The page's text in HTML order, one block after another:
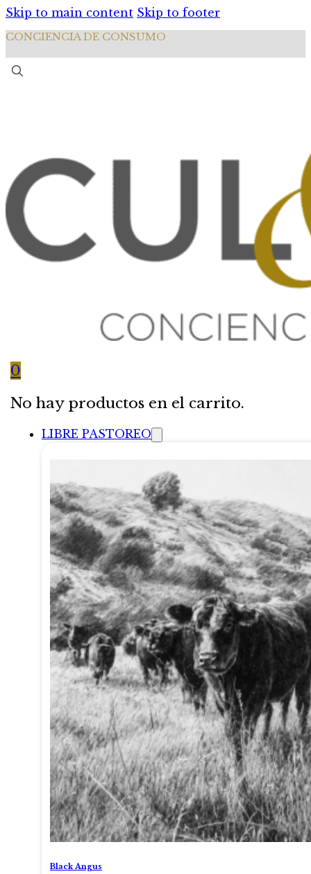
Skip to main content Skip to footer
CONCIENCIA DE CONSUMO
0
No hay productos en el carrito.
LIBRE PASTOREO
Black Angus